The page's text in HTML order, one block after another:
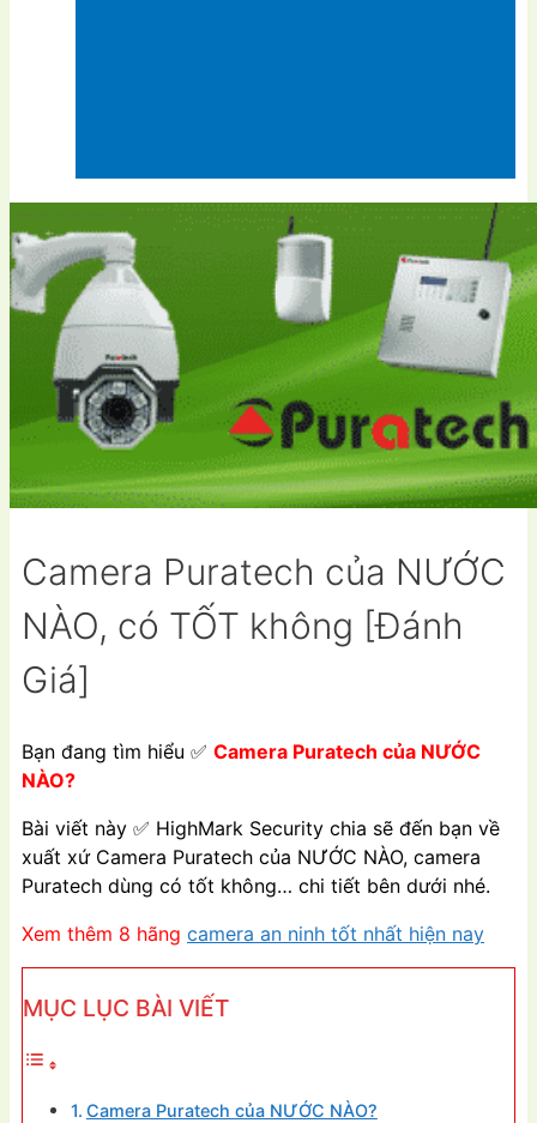
Camera Puratech của NƯỚC
NÀO, có TỐT không [Đánh
Giá]
Bạn đang tìm hiểu ✅ Camera Puratech của NƯỚC
NÀO?
Bài viết này ✅ HighMark Security chia sẽ đến bạn về
xuất xứ Camera Puratech của NƯỚC NÀO, camera
Puratech dùng có tốt không… chi tiết bên dưới nhé.
Xem thêm 8 hãng camera an ninh tốt nhất hiện nay
MỤC LỤC BÀI VIẾT
Camera Puratech của NƯỚC NÀO?